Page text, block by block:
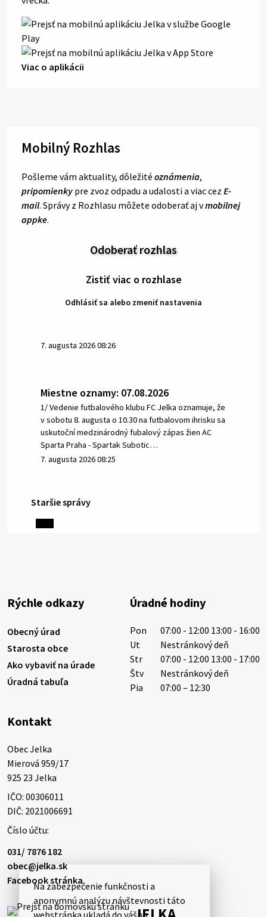
Na zabezpečenie funkčnosti a
anonymnú analýzu návštevnosti táto
webstránka ukladá do vášho
Viac o aplikácii
Mobilný Rozhlas
Pošleme vám aktuality, dôležité oznámenia,
pripomienky pre zvoz odpadu a udalosti a viac cez E-
mail. Správy z Rozhlasu môžete odoberať aj vmobilnej
appke.
Odoberať rozhlas
Zistiť viac o rozhlase
Odhlásiť sa alebo zmeniť nastavenia
7. augusta 2026 08:26
Miestne oznamy: 07.08.2026
1/ Vedenie futbalového klubu FC Jelka oznamuje, že
v sobotu 8. augusta o 10.30 na futbalovom ihrisku sa
uskutoční medzinárodný fubalový zápas žien AC
Sparta Praha - Spartak Subotic…
7. augusta 2026 08:25
6. augusta 2026 08:13
výdatnosti vodárenských zdrojov.
Západoslovenská vodárenská spoločnosť preto
6. augusta 2026 08:12
5. augusta 2026 13:10
Smútočný oznam: 05.08.2026 1/ Vážení obyvatelia!S
hlbokým zármutkom Vám oznamujeme, že vo veku
73 rokov nás opustila Irena Tanková, rodená
Tanková. Pohreb zosnulej bude dňa 6.08.20…
5. augusta 2026 12:59
Miestne oznamy: 03.08.2026
Smútočné oznamy: 03.08.2026 1/ Vážení obyvatelia!S
Staršie správy
Rýchle odkazy
Obecný úrad
Starosta obce
Ako vybaviť na úrade
Úradná tabuľa
Úradné hodiny
Pon
07:00 - 12:00 13:00 - 16:00
Ut
Nestránkový deň
Str
07:00 - 12:00 13:00 - 17:00
Štv
Nestránkový deň
Pia
07:00 – 12:30
Kontakt
Obec Jelka
Mierová 959/17
925 23 Jelka
IČO: 00306011
DIČ: 2021006691
Číslo účtu:
031/ 7876 182
obec@jelka.sk
Facebook stránka